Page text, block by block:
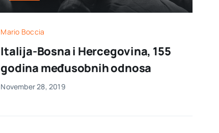
Mario Boccia
Italija-Bosna i Hercegovina, 155
godina međusobnih odnosa
November 28, 2019